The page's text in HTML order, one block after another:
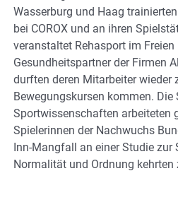
Wasserburg und Haag
bei COROX und an ihren
veranstaltet Rehasport im Freien
Gesundheitspartner der Firmen
durften deren Mitarbeiter wieder
Bewegungskursen kommen. Die
Sportwissenschaften arbeiteten
Spielerinnen der Nachwuchs
Inn-Mangfall an einer Studie zur
Normalität und Ordnung kehrten